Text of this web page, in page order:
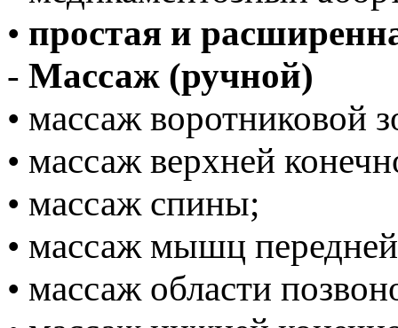
• простая и
- Массаж (ручной)
• массаж воротниковой
• массаж верхней
• массаж спины;
• массаж мышц
• массаж области